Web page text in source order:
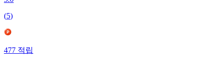
5.0
(5)
477적립